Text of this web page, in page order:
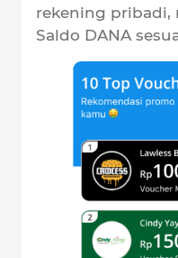
rekening pribadi,
Saldo DANA